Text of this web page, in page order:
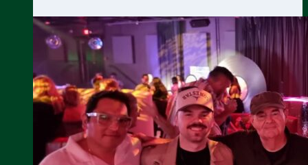
volvió
a
superar
todos
los
récords
y
reafirmó
su
liderazgo
mundial